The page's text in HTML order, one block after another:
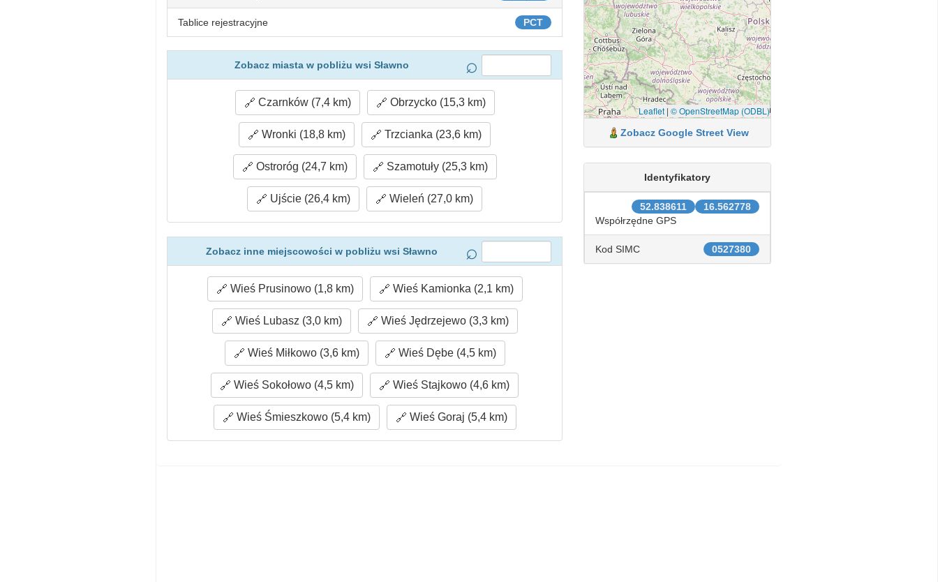
PCT
Tablice rejestracyjne
Zobacz miasta w pobliżu wsi Sławno
Czarnków (7,4 km) Obrzycko (15,3 km)
Wronki (18,8 km) Trzcianka (23,6 km)
Ostroróg (24,7 km) Szamotuły (25,3 km)
Ujście (26,4 km) Wieleń (27,0 km)
Zobacz inne miejscowości w pobliżu wsi Sławno
Wieś Prusinowo (1,8 km) Wieś Kamionka (2,1 km)
Wieś Lubasz (3,0 km) Wieś Jędrzejewo (3,3 km)
Wieś Miłkowo (3,6 km) Wieś Dębe (4,5 km)
Wieś Sokołowo (4,5 km) Wieś Stajkowo (4,6 km)
Wieś Śmieszkowo (5,4 km) Wieś Goraj (5,4 km)
Leaflet| © OpenStreetMap (ODBL)
Zobacz Google Street View
Identyfikatory
16.562778
52.838611
Współrzędne GPS
0527380
Kod SIMC